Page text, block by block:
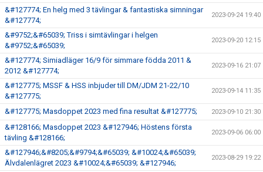
&#127774; En helg med 3 tävlingar & fantastiska simningar
&#127774;
2023-09-24 19:40
&#9752;&#65039; Triss i simtävlingar i helgen
&#9752;&#65039;
2023-09-20 12:15
&#127774; Simiadläger 16/9 för simmare födda 2011 &
2012 &#127774;
2023-09-16 21:07
&#127775; MSSF & HSS inbjuder till DM/JDM 21-22/10
&#127775;
2023-09-14 11:35
&#127775; Masdoppet 2023 med fina resultat &#127775; 2023-09-10 21:30
&#128166; Masdoppet 2023 &#127946; Höstens första
tävling &#128166;
2023-09-06 06:00
&#127946;&#8205;&#9794;&#65039; &#10024;&#65039;
Älvdalenlägret 2023 &#10024;&#65039; &#127946;
2023-08-29 19:22